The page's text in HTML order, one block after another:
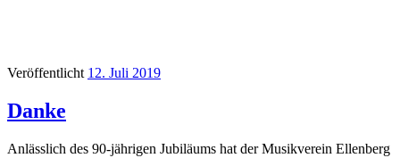
Veröffentlicht 12. Juli 2019
Danke
Anlässlich des 90-jährigen Jubiläums hat der Musikverein Ellenberg